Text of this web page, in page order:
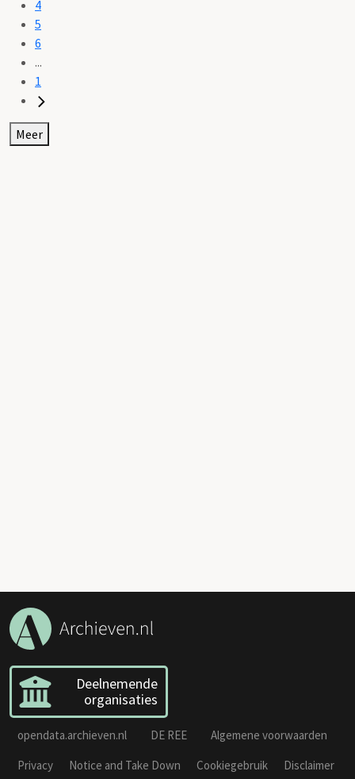
4
5
6
...
1
Meer
Deelnemende
organisaties
opendata.archieven.nl DE REE
Algemene voorwaarden
Privacy
Notice and Take Down Cookiegebruik
Disclaimer